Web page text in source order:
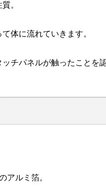
。
体に流れていきます。
チパネルが触ったことを認
アルミ箔。